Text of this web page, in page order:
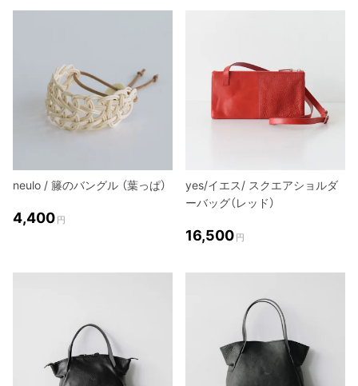
neulo / 籐のバングル （葉っぱ）
4,400 円
yes/イエス/ スクエアショルダ
ーバッグ（レッド）
16,500 円